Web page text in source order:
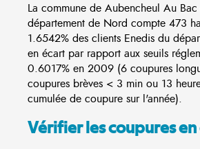
La commune de Aubencheul Au
département de Nord compte 473
1.6542% des clients Enedis du
en écart par rapport aux seuils
0.6017% en 2009 (6 coupures
coupures brèves < 3 min ou 13
cumulée de coupure sur l'année).
Vérifier les coupures en